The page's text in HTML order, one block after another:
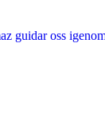
guidar oss